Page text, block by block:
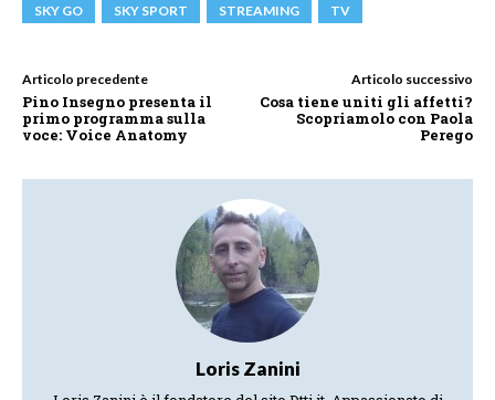
SKY GO
SKY SPORT STREAMING TV
Articolo precedente
Pino Insegno presenta il
primo programma sulla
voce: Voice Anatomy
Articolo successivo
Cosa tiene uniti gli affetti?
Scopriamolo con Paola
Perego
Loris Zanini